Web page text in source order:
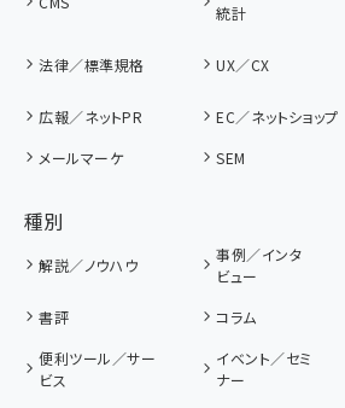
統計
法律／標準規格 UX／CX
広報／ネットPR
EC／ネットショップ
メールマーケ
SEM
種別
解説／ノウハウ
事例／インタ
ビュー
書評 コラム
便利ツール／サー
ビス
イベント／セミ
ナー